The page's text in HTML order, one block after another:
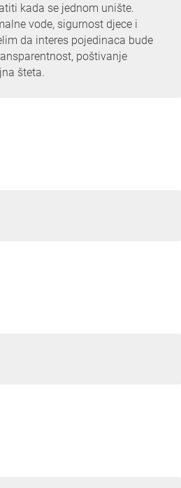
kada se jednom unište.
vode, sigurnost djece i
da interes pojedinaca bude
poštivanje
šteta.